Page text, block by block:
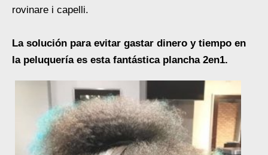
rovinare i capelli.
La solución para evitar gastar dinero y tiempo en
la peluquería es esta fantástica plancha 2en1.